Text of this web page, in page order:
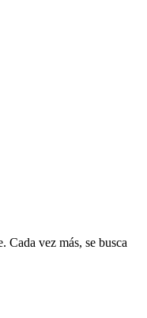
Cada vez más, se busca